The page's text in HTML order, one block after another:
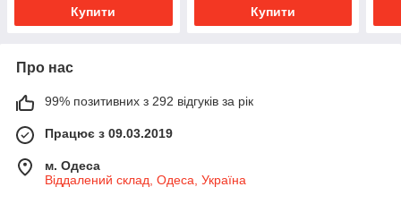
Купити Купити
Про нас
99% позитивних з 292 відгуків за рік
Працює з 09.03.2019
м. Одеса
Віддалений склад, Одеса, Україна